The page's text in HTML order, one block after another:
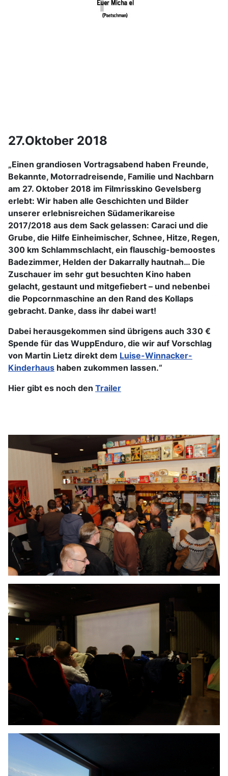
27.Oktober 2018
„Einen grandiosen Vortragsabend haben Freunde,
Bekannte, Motorradreisende, Familie und Nachbarn
am 27. Oktober 2018 im Filmrisskino Gevelsberg
erlebt: Wir haben alle Geschichten und Bilder
unserer erlebnisreichen Südamerikareise
2017/2018 aus dem Sack gelassen: Caraci und die
Grube, die Hilfe Einheimischer, Schnee, Hitze, Regen,
300 km Schlammschlacht, ein flauschig-bemoostes
Badezimmer, Helden der Dakarrally hautnah… Die
Zuschauer im sehr gut besuchten Kino haben
gelacht, gestaunt und mitgefiebert – und nebenbei
die Popcornmaschine an den Rand des Kollaps
gebracht. Danke, dass ihr dabei wart!
Dabei herausgekommen sind übrigens auch 330 €
Spende für das WuppEnduro, die wir auf Vorschlag
von Martin Lietz direkt dem Luise-Winnacker-
Kinderhaus haben zukommen lassen.“
Hier gibt es noch den Trailer